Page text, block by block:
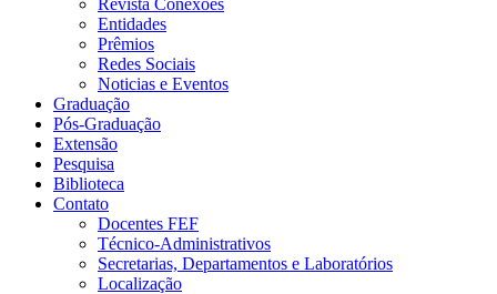
Revista Conexões
Entidades
Prêmios
Redes Sociais
Noticias e Eventos
Graduação
Pós-Graduação
Extensão
Pesquisa
Biblioteca
Contato
Docentes FEF
Técnico-Administrativos
Secretarias, Departamentos e Laboratórios
Localização